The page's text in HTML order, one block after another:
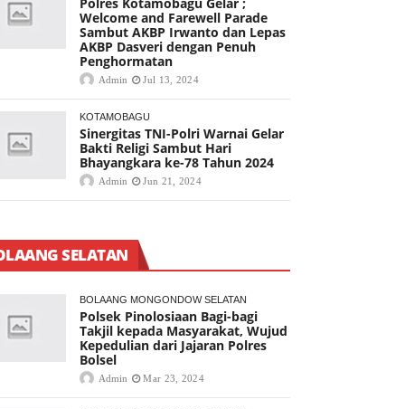
Welcome and Farewell Parade
Sambut AKBP Irwanto dan Lepas
AKBP Dasveri dengan Penuh
Penghormatan
Admin Jul 13, 2024
KOTAMOBAGU
Sinergitas TNI-Polri Warnai Gelar
Bakti Religi Sambut Hari
Bhayangkara ke-78 Tahun 2024
Admin Jun 21, 2024
SELATAN
BOLAANG MONGONDOW SELATAN
Polsek Pinolosiaan Bagi-bagi
Takjil kepada Masyarakat, Wujud
Kepedulian dari Jajaran Polres
Bolsel
Admin Mar 23, 2024